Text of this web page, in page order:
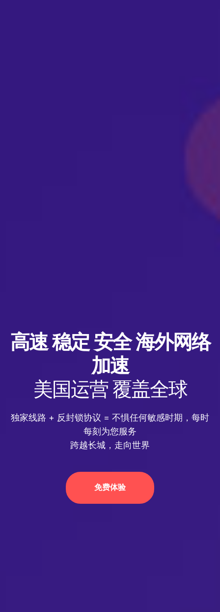
高速 稳定 安全 海外网络
加速
美国运营 覆盖全球
独家线路 + 反封锁协议 = 不惧任何敏感时期，每时
每刻为您服务
跨越长城，走向世界
免费体验